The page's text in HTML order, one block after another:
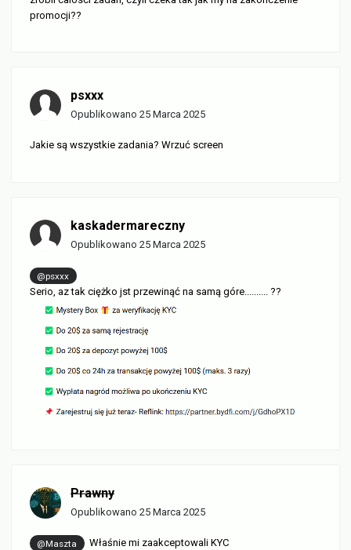
promocji??
psxxx
Opublikowano 25 Marca 2025
Jakie są wszystkie zadania? Wrzuć screen
kaskadermareczny
Opublikowano 25 Marca 2025
@psxxx
Serio, az tak ciężko jst przewinąć na samą góre.......... ??
Prawny
Opublikowano 25 Marca 2025
@Maszta Właśnie mi zaakceptowali KYC